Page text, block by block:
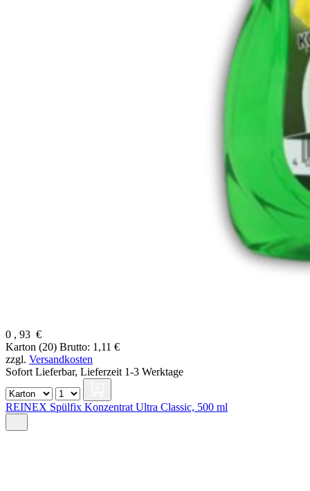
0 , 93 €
Karton (20) Brutto: 1,11 €
zzgl. Versandkosten
Sofort Lieferbar, Lieferzeit 1-3 Werktage
REINEX Spülfix Konzentrat Ultra Classic, 500 ml